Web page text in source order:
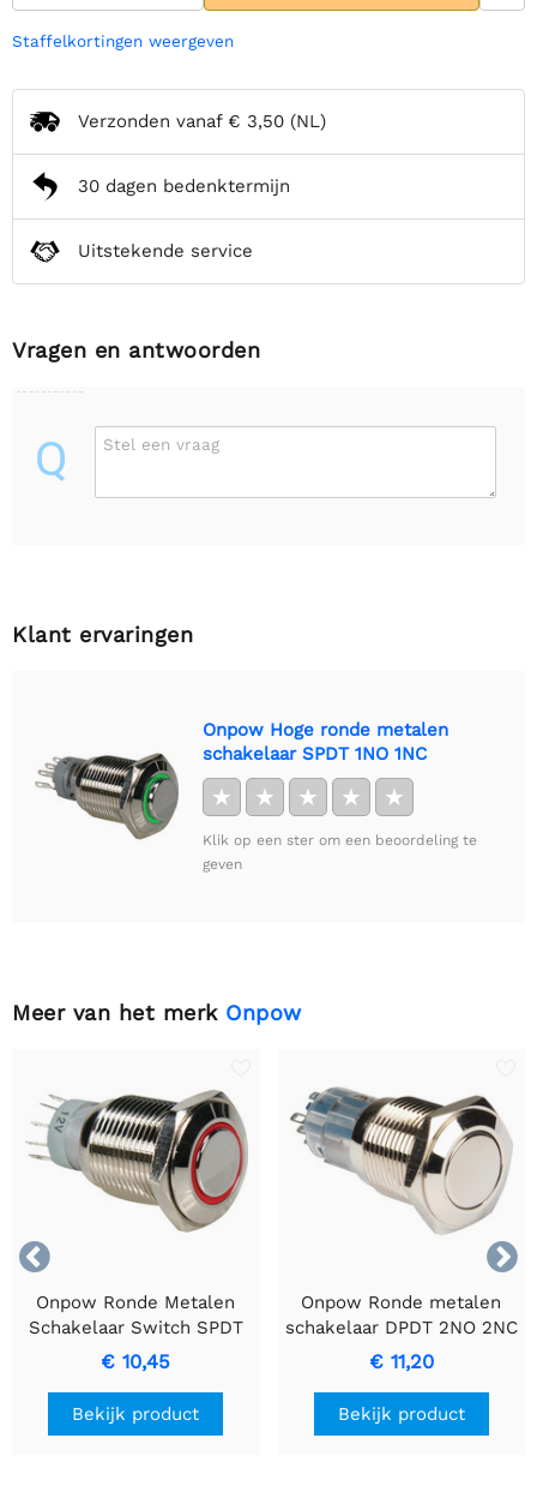
Staffelkortingen weergeven
Verzonden vanaf € 3,50 (NL)
30 dagen bedenktermijn
Uitstekende service
Vragen en antwoorden
Q Stel een vraag
Klant ervaringen
Onpow Hoge ronde metalen
schakelaar SPDT 1NO 1NC
★ ★ ★ ★ ★
Klik op een ster om een beoordeling te
geven
Meer van het merk Onpow


Onpow Ronde Metalen
Schakelaar Switch SPDT
1NO 1NC met Rode Ring
€ 10,45
Bekijk product
Onpow Ronde metalen
schakelaar DPDT 2NO 2NC
€ 11,20
Bekijk product